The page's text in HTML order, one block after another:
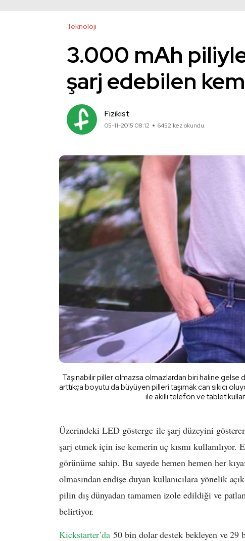
Teknoloji
3.000 mAh piliyle
şarj edebilen
Fizikist
05-11-2015 08:12 6452 kez okundu.
Taşınabilir piller olmazsa olmazlardan biri haline gelse
arttıkça boyutu da büyüyen pilleri taşımak can sıkıcı
ile akıllı telefon ve tablet
Üzerindeki LED gösterge ile şarj düzeyini
şarj etmek için ise kemerin uç kısmı
görünüme sahip. Bu sayede hemen hemen her
olmasından endişe duyan kullanıcılara yönelik
pilin dış dünyadan tamamen izole edildiği ve
belirtiyor.
Kickstarter’da 50 bin dolar destek bekleyen ve 29